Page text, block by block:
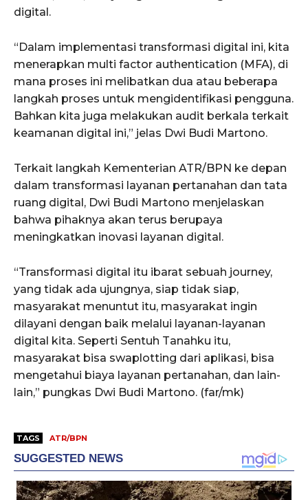
digital.
“Dalam implementasi transformasi digital ini, kita
menerapkan multi factor authentication (MFA), di
mana proses ini melibatkan dua atau beberapa
langkah proses untuk mengidentifikasi pengguna.
Bahkan kita juga melakukan audit berkala terkait
keamanan digital ini,” jelas Dwi Budi Martono.
Terkait langkah Kementerian ATR/BPN ke depan
dalam transformasi layanan pertanahan dan tata
ruang digital, Dwi Budi Martono menjelaskan
bahwa pihaknya akan terus berupaya
meningkatkan inovasi layanan digital.
“Transformasi digital itu ibarat sebuah journey,
yang tidak ada ujungnya, siap tidak siap,
masyarakat menuntut itu, masyarakat ingin
dilayani dengan baik melalui layanan-layanan
digital kita. Seperti Sentuh Tanahku itu,
masyarakat bisa swaplotting dari aplikasi, bisa
mengetahui biaya layanan pertanahan, dan lain-
lain,” pungkas Dwi Budi Martono. (far/mk)
TAGS ATR/BPN